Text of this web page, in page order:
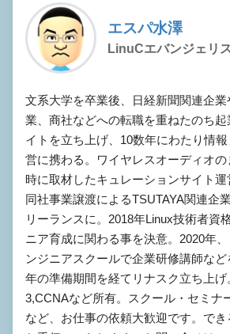
エスパ水澤
LinuCエバンジェリ
文系大学を卒業後、日経新聞関連企
業、商社などへの転職を重ねたのち
イトを立ち上げ、10数年にわたり情
営に携わる。ワイヤレスオーディオ
時に取材したキュレーションサイト運
同社事業譲渡によるTSUTAYA関連企
リーランスに。2018年Linux技術者資
ニア育成に関わる事を決意。2020年
ンジニアスクールで企業研修講師な
年の準備期間を経てリナスク立ち上
3,CCNAなど所有。スクール・セミナ
など、お仕事の依頼大歓迎です。で